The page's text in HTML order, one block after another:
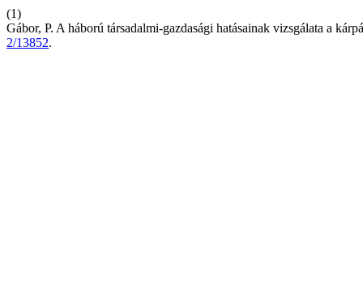
(1)
Gábor, P. A háború társadalmi-gazdasági hatásainak vizsgálata a
2/13852.